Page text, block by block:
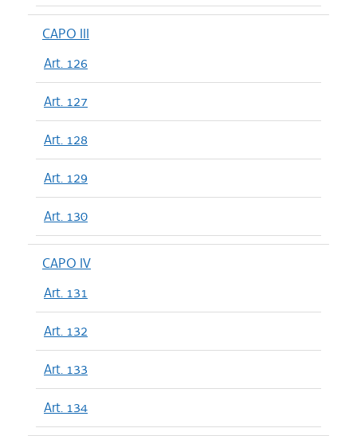
CAPO III
Art. 126
Art. 127
Art. 128
Art. 129
Art. 130
CAPO IV
Art. 131
Art. 132
Art. 133
Art. 134